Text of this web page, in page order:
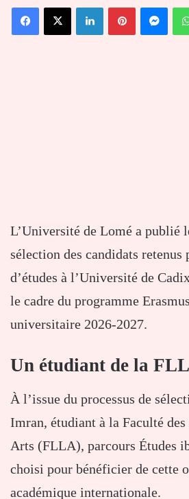
courriel
FacebookX LinkedinPinterest
L’Université de Lomé a publié
sélection des candidats
d’études à l’Université de
le cadre du programme
universitaire 2026-2027.
Un étudiant de la
À l’issue du processus de
Imran, étudiant à la Faculté
Arts (FLLA), parcours Études
choisi pour bénéficier de cette
académique internationale.